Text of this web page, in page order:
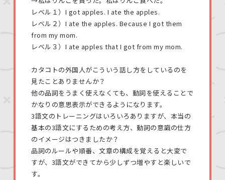
レベル１）I got apples. I ate the apples.
レベル２）I ate the apples. Because I got them
from my mom.
レベル３）I ate apples that I got from my mom.
カタコトの外国人がこういう話し方をしているのを
見たことありませんか？
他の品詞をうまく使えなくても、動詞を使えることで
かなりの意思表示ができるようになります。
3語文のトレーニングはいろいろありますが、本当の
基本の3語文にするための考え方、動詞の意識の仕方
のイメージはつきましたか？
品詞のルールや順番、文章の構成を覚えると大変で
すが、3語文ができてから少しずつ増やすと楽しいで
す。